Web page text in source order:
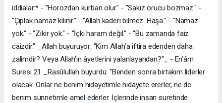
iddialar:* - "Horozdan kurban olur." - "Sakız orucu bozmaz." -
"Çıplak namaz kılınır." - "Allah kaderi bilmez. Haşa." - "Namaz
yok." - "Zikir yok." - "İçki haram değil." - "Bu zamanda faiz
caizdir." _Allah buyuruyor: "Kim Allah’a iftira edenden daha
zalimdir? Veya Allah’ın âyetlerini yalanlayandan?"_ - En’âm
Suresi 21 _Rasûlullah buyurdu: "Benden sonra birtakım liderler
olacak. Onlar ne benim hidayetimle hidayete ererler, ne de
benim sünnetimle amel ederler. İçlerinde insan suretinde